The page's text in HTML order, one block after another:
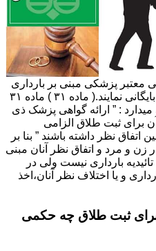
معتبر پزشکی مبنی بر بارداری
یا عدم بارداری زوجه را مطالبه و بایگانی نمایند.( ماده ۳۱ ) ماده ۳۱
میدارد : ” ارائه گواهی پزشک ذی
برای ثبت طلاق الزامی
نظر داشته باشند ” بنا بر
و مرد و اتفاق نظر آنان مبنی
بارداری نیست ولی در
و یا اختلاف نظر آنان،اخذ
ثبت طلاق چه حکمی